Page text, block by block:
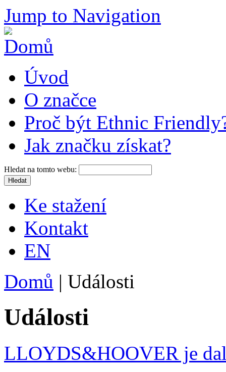
Jump to Navigation
Úvod
O značce
Proč být Ethnic
Jak značku získat?
Hledat na tomto webu:
Ke stažení
Kontakt
EN
Domů | Události
Události
LLOYDS&HOOVER je